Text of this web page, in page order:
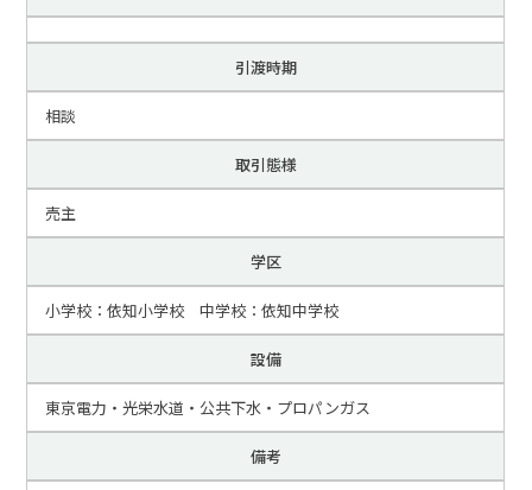
引渡時期
相談
取引態様
売主
学区
小学校：依知小学校 中学校：依知中学校
設備
東京電力・光栄水道・公共下水・プロパンガス
備考